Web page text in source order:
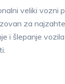
veliki vozni
za
i šlepanje